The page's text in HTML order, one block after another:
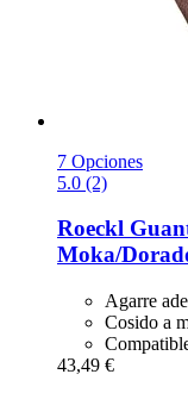
7 Opciones
5.0 (2)
Roeckl
Moka/
Agarre
Cosido a
43,49 €